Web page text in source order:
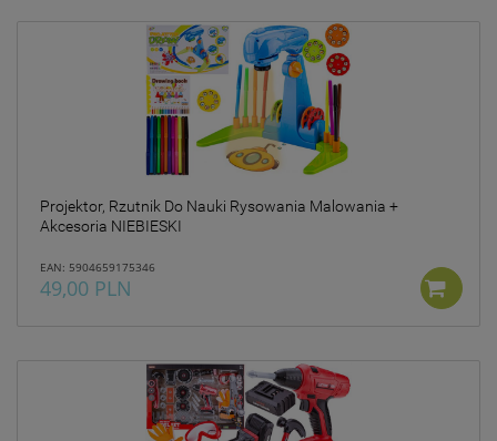
Projektor, Rzutnik Do Nauki Rysowania Malowania +
Akcesoria NIEBIESKI
EAN: 5904659175346
49,00 PLN